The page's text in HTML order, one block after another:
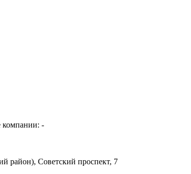
компании: -
район), Советский проспект, 7